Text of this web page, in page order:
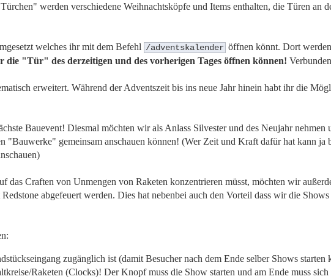
werden verschiedene Weihnachtsköpfe und Items enthalten, die Türen an
welches ihr mit dem Befehl /adventskalender öffnen könnt. Dort
"Tür" des derzeitigen und des vorherigen Tages öffnen können!
erweitert. Während der Adventszeit bis ins neue Jahr hinein habt ihr die
Bauevent! Diesmal möchten wir als Anlass Silvester und des Neujahr nehmen
"Bauwerke" gemeinsam anschauen können! (Wer Zeit und Kraft dafür hat kann
das Craften von Unmengen von Raketen konzentrieren müsst, möchten wir
abgefeuert werden. Dies hat nebenbei auch den Vorteil dass wir die
zugänglich ist (damit Besucher nach dem Ende selber Shows starten
Raketen (Clocks)! Der Knopf muss die Show starten und am Ende muss